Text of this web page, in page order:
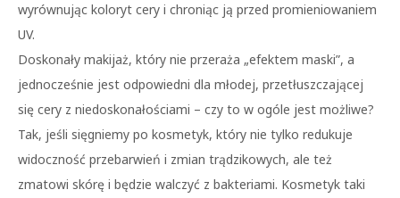
wyrównując koloryt cery i chroniąc ją przed promieniowaniem
UV.
Doskonały makijaż, który nie przeraża „efektem maski”, a
jednocześnie jest odpowiedni dla młodej, przetłuszczającej
się cery z niedoskonałościami – czy to w ogóle jest możliwe?
Tak, jeśli sięgniemy po kosmetyk, który nie tylko redukuje
widoczność przebarwień i zmian trądzikowych, ale też
zmatowi skórę i będzie walczyć z bakteriami. Kosmetyk taki